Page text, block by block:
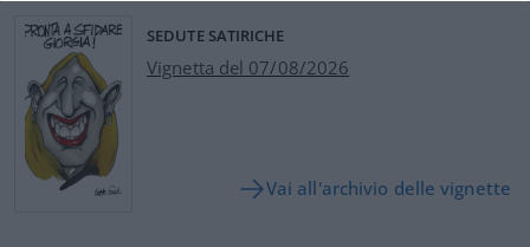
SEDUTE SATIRICHE
Vignetta del 07/08/2026
Vai all'archivio delle vignette